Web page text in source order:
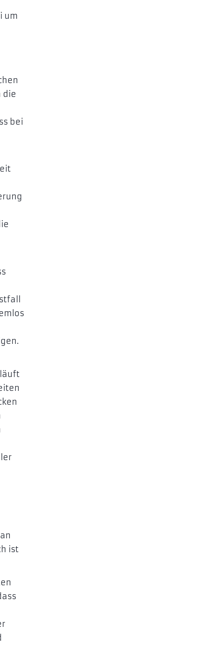
um
die
bei
ist